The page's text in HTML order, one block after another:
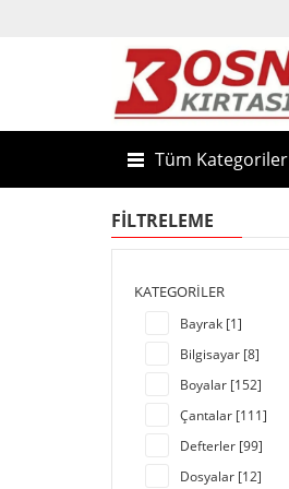
Tüm Kategoriler
FILTRELEME
KATEGORILER
Bayrak [1]
Bilgisayar [8]
Boyalar [152]
Çantalar [111]
Defterler [99]
Dosyalar [12]